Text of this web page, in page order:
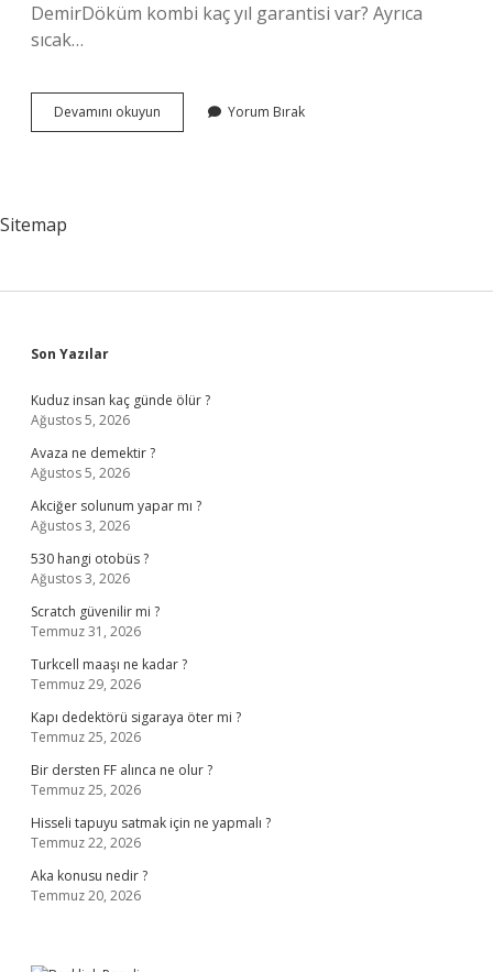
DemirDöküm kombi kaç yıl garantisi var? Ayrıca
sıcak…
Devamını okuyun
Uzun
Yorum Bırak
Sitemap
Sidebar
Son Yazılar
Kuduz insan kaç günde ölür ?
Ağustos 5, 2026
Avaza ne demektir ?
Ağustos 5, 2026
Akciğer solunum yapar mı ?
Ağustos 3, 2026
530 hangi otobüs ?
Ağustos 3, 2026
Scratch güvenilir mi ?
Temmuz 31, 2026
Turkcell maaşı ne kadar ?
Temmuz 29, 2026
Kapı dedektörü sigaraya öter mi ?
Temmuz 25, 2026
Bir dersten FF alınca ne olur ?
Temmuz 25, 2026
Hisseli tapuyu satmak için ne yapmalı ?
Temmuz 22, 2026
Aka konusu nedir ?
Temmuz 20, 2026